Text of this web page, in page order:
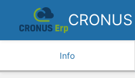
Info